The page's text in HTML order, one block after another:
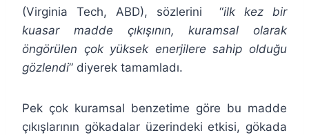
(Virginia Tech, ABD), sözlerini “ilk kez bir
kuasar madde çıkışının, kuramsal olarak
öngörülen çok yüksek enerjilere sahip olduğu
gözlendi” diyerek tamamladı.
Pek çok kuramsal benzetime göre bu madde
çıkışlarının gökadalar üzerindeki etkisi, gökada